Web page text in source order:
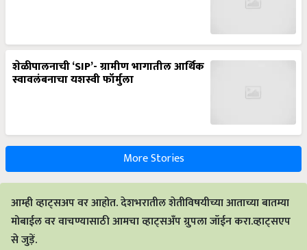
शेळीपालनाची ‘SIP’- ग्रामीण भागातील आर्थिक
स्वावलंबनाचा यशस्वी फॉर्मुला
More Stories
आम्ही व्हाट्सअप वर आहोत. देशभरातील शेतीविषयीच्या आताच्या बातम्या
मोबाईल वर वाचण्यासाठी आमचा व्हाट्सअँप ग्रुपला जॉईन करा.व्हाट्सएप
से जुड़ें.